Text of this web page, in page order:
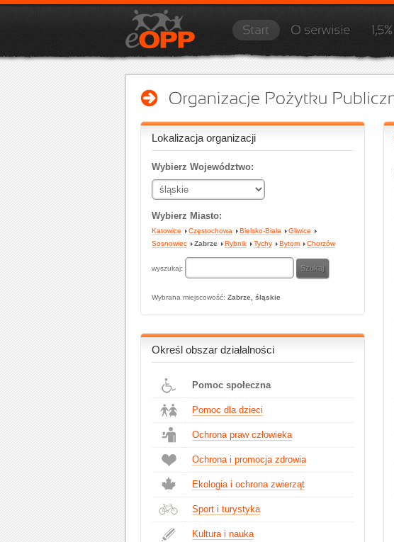
Lokalizacja organizacji
Wybierz Województwo:
Wybierz Miasto:
Katowice Częstochowa Bielsko-Biała
Gliwice
Sosnowiec
Zabrze Rybnik Tychy Bytom Chorzów
wyszukaj:
Wybrana miejscowość: Zabrze, śląskie
Określ obszar działalności
Pomoc społeczna
Pomoc dla dzieci
Ochrona praw człowieka
Ochrona i promocja zdrowia
Ekologia i ochrona zwierząt
Sport i turystyka
Kultura i nauka